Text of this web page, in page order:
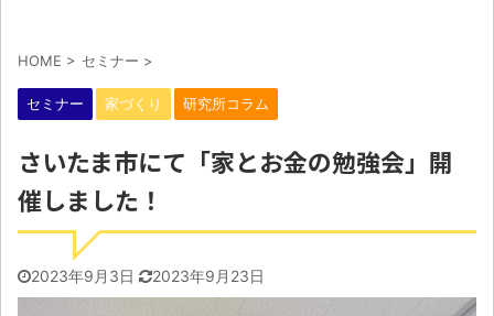
HOME > セミナー >
セミナー 家づくり 研究所コラム
さいたま市にて「家とお金の勉強会」開
催しました！
2023年9月3日 2023年9月23日